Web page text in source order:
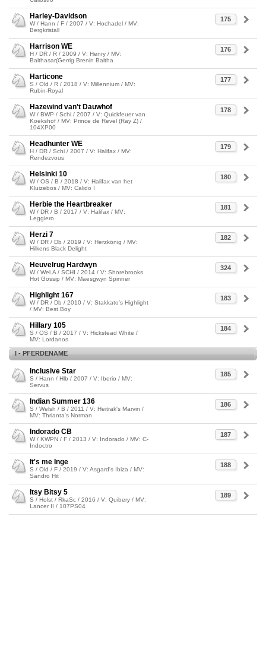
175
Harley-Davidson
W / Hann / F / 2007 / V: Hochadel / MV:
Bergkristall
176
Harrison WE
H / DR / R / 2009 / V: Henry / MV:
Balthasar(Gerrig Brenin Baltha
177
Harticone
S / Old / R / 2018 / V: Millennium / MV:
Rubin-Royal
178
Hazewind van't Dauwhof
W / BWP / Schi / 2007 / V: Quickfeuer van
Koekshof / MV: Prince de Revel (Ray Z) /
104XP00
179
Headhunter WE
H / DR / Schi / 2007 / V: Halifax / MV:
Rendezvous
180
Helsinki 10
W / OS / B / 2018 / V: Halifax van het
Kluizebos / MV: Calido I
181
Herbie the Heartbreaker
W / DR / B / 2017 / V: Halifax / MV:
Leggiero
182
Herzi 7
W / DR / Db / 2019 / V: Herzkönig / MV:
Hilkens Black Delight
324
Heuvelrug Hardwyn
W / Wel.A / SCHI / 2014 / V: Shorebrooks
Hot Gossip / MV: Maesgwyn Spinner
183
Highlight 167
W / DR / Db / 2010 / V: Stakkato's Highlight
/ MV: Best Boy
184
Hillary 105
S / OS / B / 2017 / V: Hickstead White /
MV: Lordanos
I - PFERDENAME
185
Inclusive Star
S / Hann / Hlb / 2007 / V: Iberio / MV:
Servus
186
Indian Summer 136
S / Welsh / B / 2011 / V: Heitrak's Marvin /
MV: Thrianta's Norman
187
Indorado CB
W / KWPN / F / 2013 / V: Indorado / MV: C-
Indoctro
188
It's me Inge
S / Old / F / 2019 / V: Asgard's Ibiza / MV:
Sandro Hit
189
Itsy Bitsy 5
S / Holst / RkaSc / 2016 / V: Quibery / MV:
Lancer II / 107PS04